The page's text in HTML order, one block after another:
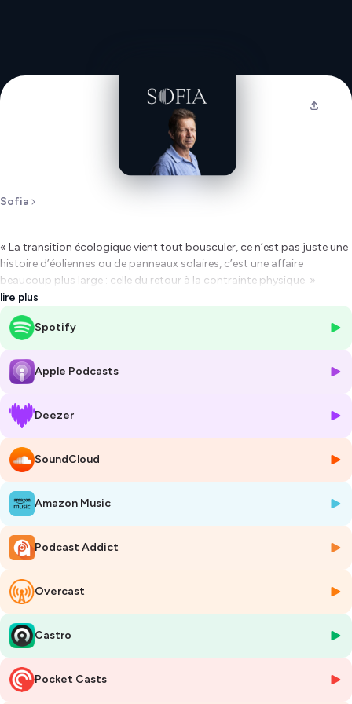
Sofia
« La transition écologique vient tout bousculer, ce n’est pas juste une
histoire d’éoliennes ou de panneaux solaires, c’est une affaire
beaucoup plus large : celle du retour à la contrainte physique. »
Nous en sommes convaincus : l’écologie est la mère de toutes
les batailles, et l’État a un rôle central à jouer dans la transition
et à un nouveau monde de sobriété ? Face à cet immense défi, quel
rôle pour l’administration ? À l’heure de la défiance envers les pouvoirs
comment l’accélérer ?
Pour répondre à ces questions, nous avons invité
Jancovici, ingénieur et consultant en énergie
l’association The Shift Project, membre du Haut Conseil pour le
Climat. Après avoir dressé avec lui le diagnostic et tenté d’identifier la
trajectoire de l’administration, nous donnerons la parole à
2 élèves
Abdesselem, qui partageront leur expérience en matière de
négociation climatique, leur parcours et leur engagement écologique.
Cet épisode est animé par Baptiste Vecchini et Théodore Martin-
Labiche, élèves de l'INSP, promotion Guillaume Apollinaire (2022-
2023).
Hébergé par Ausha. Visitezausha.co/politique-de-confidentialite
pour plus d'informations.
lire plus
Spotify
Apple Podcasts
Deezer
SoundCloud
Amazon Music
Podcast Addict
Overcast
Castro
Pocket Casts